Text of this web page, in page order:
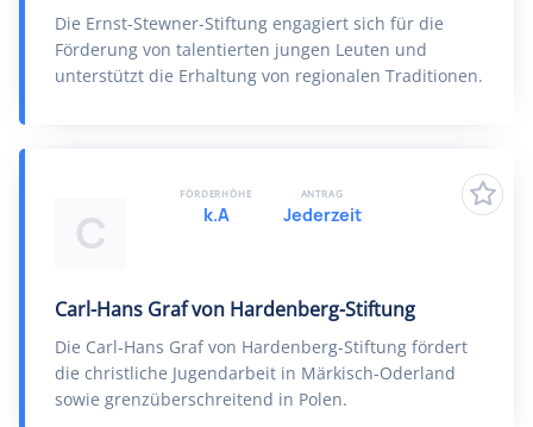
Die Ernst-Stewner-Stiftung engagiert sich für die
Förderung von talentierten jungen Leuten und
unterstützt die Erhaltung von regionalen Traditionen.
C
Carl-Hans Graf von Hardenberg-Stiftung
Die Carl-Hans Graf von Hardenberg-Stiftung fördert
die christliche Jugendarbeit in Märkisch-Oderland
sowie grenzüberschreitend in Polen.
FÖRDERHÖHE
k.A
ANTRAG
Jederzeit